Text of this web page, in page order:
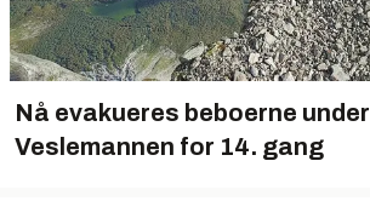
Nå evakueres beboerne under
Veslemannen for 14. gang